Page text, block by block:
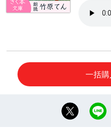
一括